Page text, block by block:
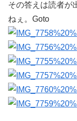
その答えは読者が
ねぇ。Goto